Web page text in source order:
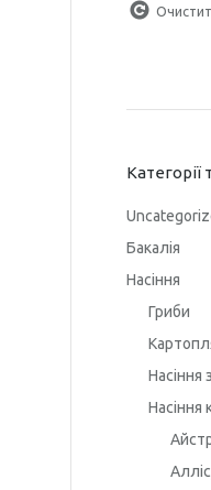
Категорії
Бакалія
Насіння
Гриби
Насіння
Насіння